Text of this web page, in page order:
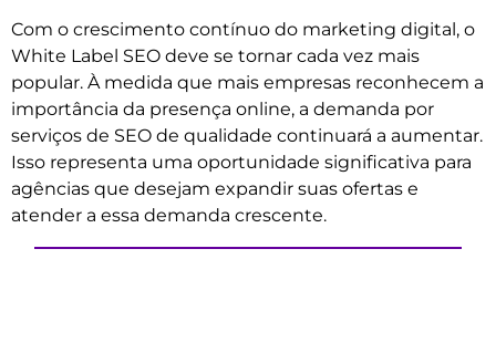
Com o crescimento contínuo do marketing digital, o
White Label SEO deve se tornar cada vez mais
popular. À medida que mais empresas reconhecem a
importância da presença online, a demanda por
serviços de SEO de qualidade continuará a aumentar.
Isso representa uma oportunidade significativa para
agências que desejam expandir suas ofertas e
atender a essa demanda crescente.